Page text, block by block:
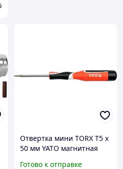
Отвертка мини TORX T5 x
50 мм YATO магнитная
Готово к отправке